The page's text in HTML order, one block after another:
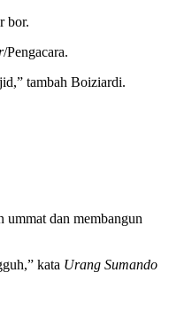
bor.
/Pengacara.
tambah Boiziardi.
ummat dan membangun
kata Urang Sumando